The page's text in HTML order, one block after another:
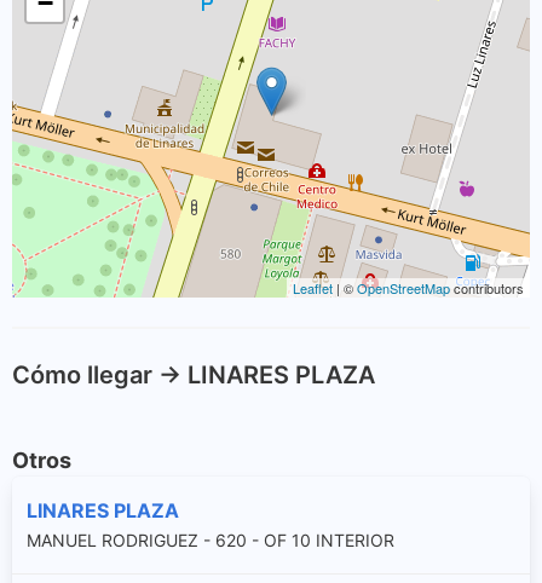
Leaflet | ©OpenStreetMapcontributors
Cómo llegar -> LINARES PLAZA
Otros
LINARES PLAZA
MANUEL RODRIGUEZ - 620 - OF 10 INTERIOR